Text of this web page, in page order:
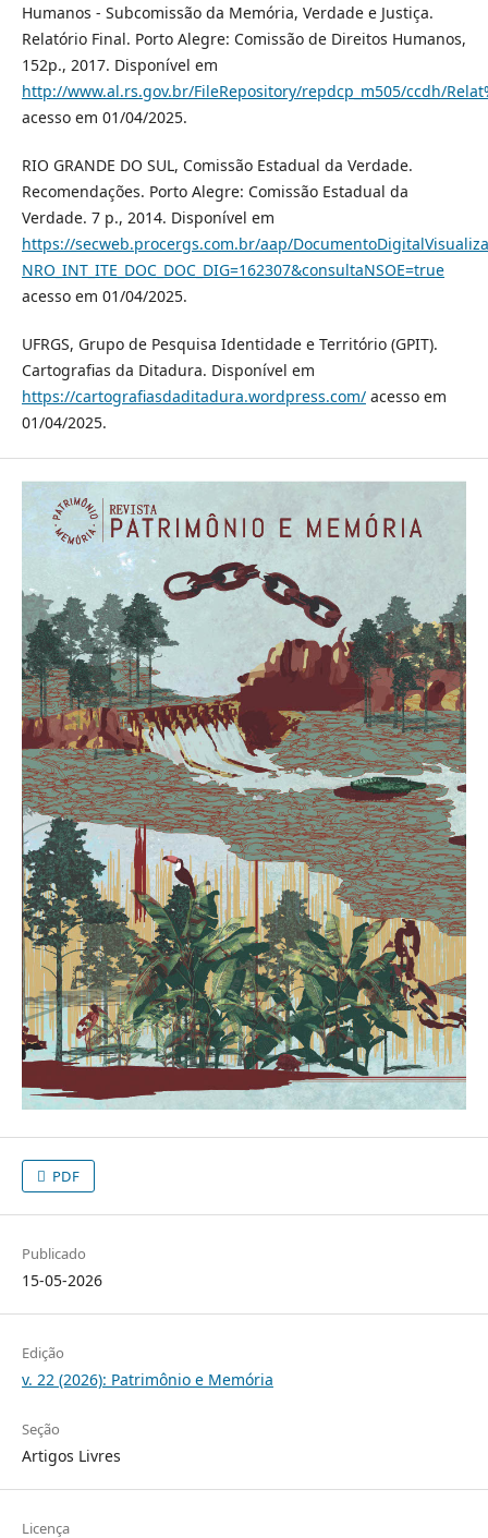
Humanos - Subcomissão da Memória, Verdade e Justiça.
Relatório Final. Porto Alegre: Comissão de Direitos Humanos,
152p., 2017. Disponível em
http://www.al.rs.gov.br/FileRepository/repdcp_m505/ccdh/
acesso em 01/04/2025.
RIO GRANDE DO SUL, Comissão Estadual da Verdade.
Recomendações. Porto Alegre: Comissão Estadual da
Verdade. 7 p., 2014. Disponível em
https://secweb.procergs.com.br/aap/
NRO_INT_ITE_DOC_DOC_DIG=162307&consultaNSOE=true
acesso em 01/04/2025.
UFRGS, Grupo de Pesquisa Identidade e Território (GPIT).
Cartografias da Ditadura. Disponível em
https://cartografiasdaditadura.wordpress.com/acesso em
01/04/2025.
PDF
Publicado
15-05-2026
Edição
v. 22 (2026): Patrimônio e Memória
Seção
Artigos Livres
Licença